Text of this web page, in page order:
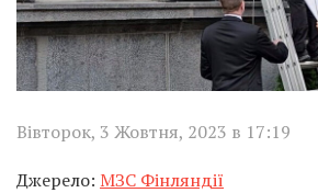
Вівторок, 3 Жовтня, 2023 в 17:19
Джерело: МЗС Фінляндії